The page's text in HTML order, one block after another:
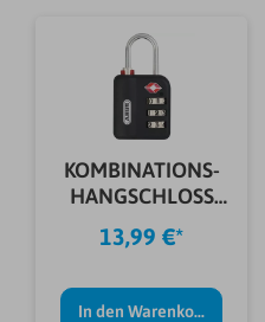
KOMBINATIONS-
HANGSCHLOSS
147TSA/30 B
13,99 €*
In den Warenkorb